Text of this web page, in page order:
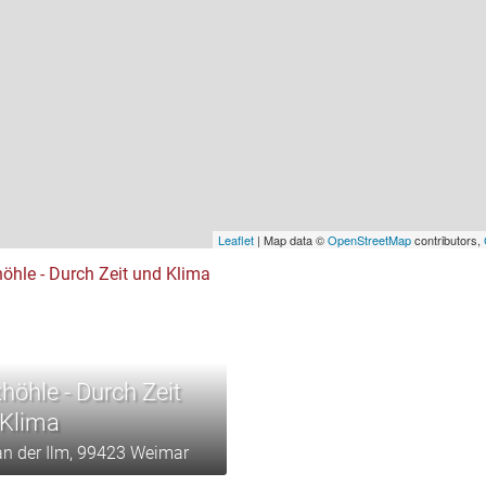
Leaflet| Map data ©OpenStreetMapcontributors,
- Durch Zeit
der Ilm, 99423 Weimar